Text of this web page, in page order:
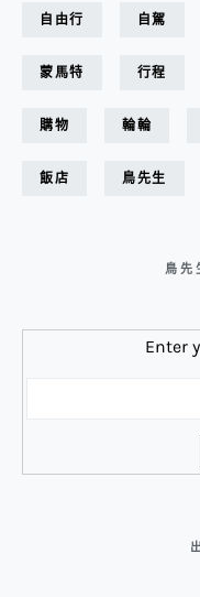
自由行 自駕
蒙馬特 行程
購物 輪輪
飯店 鳥先生
鳥先
Enter